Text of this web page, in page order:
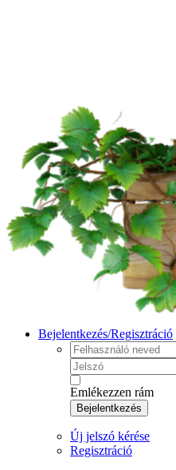
Bejelentkezés/Regisztráció
Emlékezzen rám
Bejelentkezés
Új jelszó kérése
Regisztráció